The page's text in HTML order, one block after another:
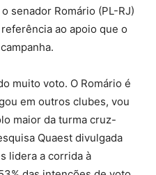
senador Romário (PL-RJ)
ao apoio que o
muito voto. O Romário é
em outros clubes, vou
maior da turma cruz-
Quaest divulgada
lidera a corrida à